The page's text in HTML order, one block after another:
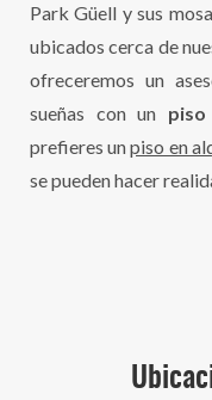
Park Güell y sus
ubicados cerca de
ofreceremos un
sueñas con un
prefieres unpiso en
se pueden hacer